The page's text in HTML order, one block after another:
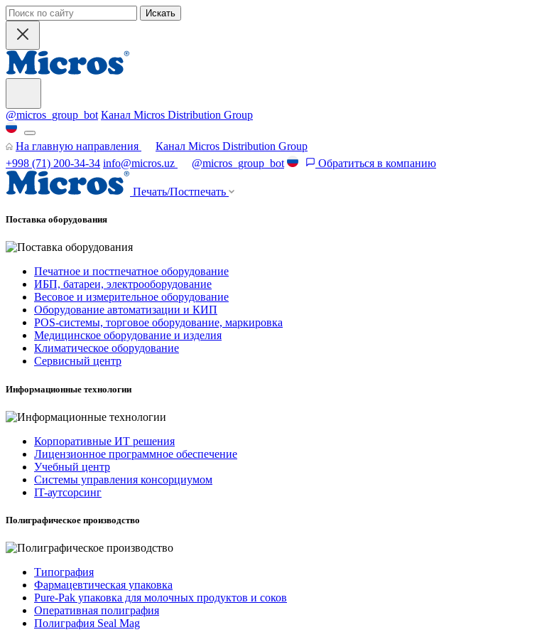
Искать
@micros_group_bot Канал Micros Distribution Group
На главную направления
Канал Micros Distribution Group
+998 (71) 200-34-34 info@micros.uz @micros_group_bot Обратиться в компанию
Печать/Постпечать
Поставка оборудования
Печатное и постпечатное оборудование
ИБП, батареи, электрооборудование
Весовое и измерительное оборудование
Оборудование автоматизации и КИП
POS-системы, торговое оборудование, маркировка
Медицинское оборудование и изделия
Климатическое оборудование
Сервисный центр
Информационные технологии
Корпоративные ИТ решения
Лицензионное программное обеспечение
Учебный центр
Системы управления консорциумом
IT-аутсорсинг
Полиграфическое производство
Типография
Фармацевтическая упаковка
Pure-Pak упаковка для молочных продуктов и соков
Оперативная полиграфия
Полиграфия Seal Mag